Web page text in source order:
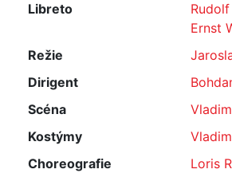
Libreto
Ernst
Režie
Dirigent
Scéna
Kostýmy
Choreografie
Loris